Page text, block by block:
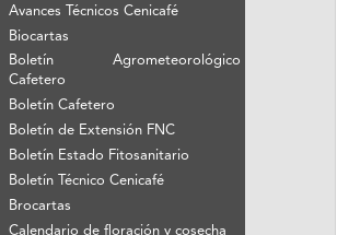
Avances Técnicos Cenicafé
Biocartas
Boletín Agrometeorológico
Cafetero
Boletín Cafetero
Boletín de Extensión FNC
Boletín Estado Fitosanitario
Boletín Técnico Cenicafé
Brocartas
Calendario de floración y cosecha